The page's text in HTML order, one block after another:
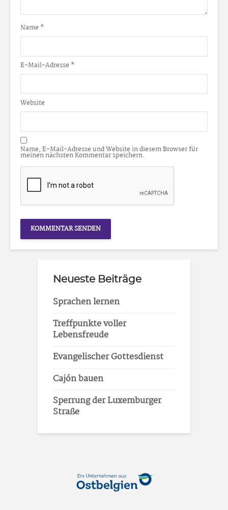
Name *
E-Mail-Adresse *
Website
Name, E-Mail-Adresse und Website in diesem Browser für
meinen nächsten Kommentar speichern.
Neueste Beiträge
Sprachen lernen
Treffpunkte voller
Lebensfreude
Evangelischer Gottesdienst
Cajón bauen
Sperrung der Luxemburger
Straße